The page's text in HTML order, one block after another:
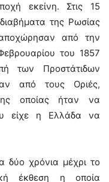
εκείνη. Στις 15
της Ρωσίας
από την
του 1857
των Προστάτιδων
από τους Οριές,
οποίας ήταν να
είχε η Ελλάδα να
δύο χρόνια μέχρι το
έκθεση η οποία